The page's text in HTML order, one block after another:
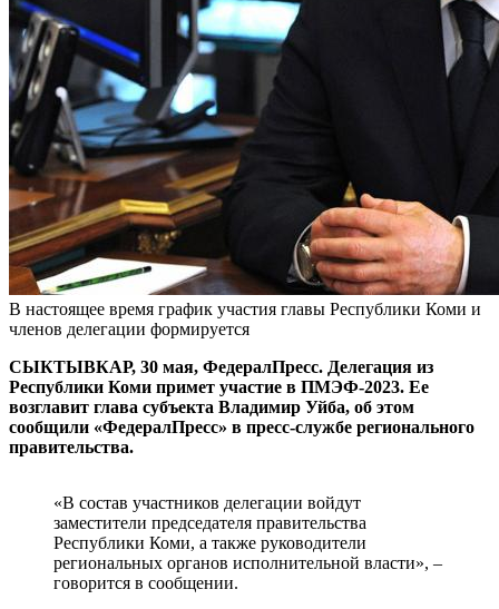
В настоящее время график участия главы Республики Коми и
членов делегации формируется
СЫКТЫВКАР, 30 мая, ФедералПресс. Делегация из
Республики Коми примет участие в ПМЭФ-2023. Ее
возглавит глава субъекта Владимир Уйба, об этом
сообщили «ФедералПресс» в пресс-службе регионального
правительства.
«В состав участников делегации войдут
заместители председателя правительства
Республики Коми, а также руководители
региональных органов исполнительной власти», –
говорится в сообщении.